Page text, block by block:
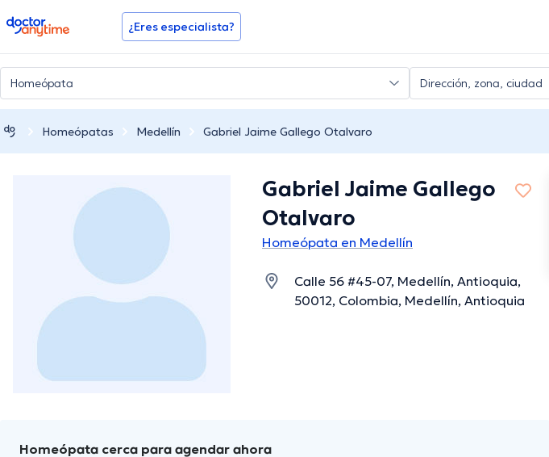
doctoranytime ¿Eres especialista?
Homeópatas Medellín Gabriel Jaime Gallego Otalvaro
Gabriel Jaime Gallego
Otalvaro
Homeópata en Medellín
Calle 56 #45-07, Medellín, Antioquia,
50012, Colombia, Medellín, Antioquia
Homeópata cerca para agendar ahora